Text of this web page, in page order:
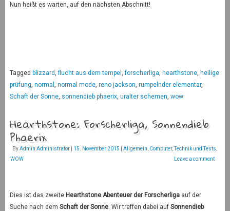
Nun heißt es warten, auf den nächsten Abschnitt!
Tagged blizzard,flucht aus dem tempel ,forscherliga, hearthstone, heilige
prüfung, normal , normal mode, reno jackson, rumpelnder elementar,
Schaft der Sonne, sonnendieb phaerix, uralter schemen, wow
Hearthstone: Forscherliga, Sonnendieb
Phaerix
ByAdmin Administrator 15. November 2015 Allgemein Computer,Technik und Tests
WOW
Leave a comment
Dies ist das zweite Hearthstone Abenteuer der Forscherligaauf der
Suche nach dem Schaft der Sonne. Wir treffen dabei auf Sonnendieb